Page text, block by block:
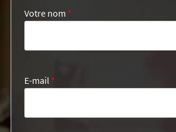
Votre nom *
E-mail *